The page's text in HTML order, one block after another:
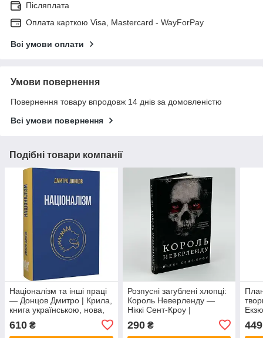
Післяплата
Оплата карткою Visa, Mastercard - WayForPay
Всі умови оплати
Умови повернення
Повернення товару впродовж 14 днів за домовленістю
Всі умови повернення
Подібні товари компанії
Націоналізм та інші праці
— Донцов Дмитро | Крила,
книга українською, нова,
610 ₴
Розпусні загублені хлопці:
Король Неверленду —
Ніккі Сент-Кроу |
українською, нова, тверда
290₴ 449